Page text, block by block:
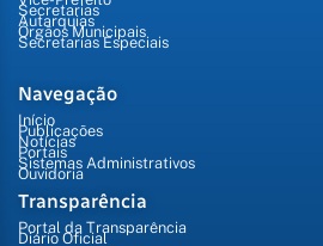
Secretarias
Autarquias
Órgãos Municipais
Secretarias Especiais
Navegação
Início
Publicações
Notícias
Portais
Sistemas Administrativos
Ouvidoria
Transparência
Portal da Transparência
Diário Oficial